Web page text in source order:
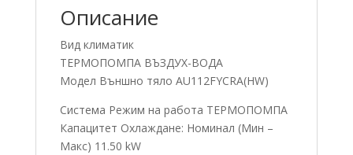
Описание
Вид климатик
ТЕРМОПОМПА ВЪЗДУХ-ВОДА
Модел Външно тяло AU112FYCRA(HW)
Система Режим на работа ТЕРМОПОМПА
Капацитет Охлаждане: Номинал (Мин –
Макс) 11.50 kW